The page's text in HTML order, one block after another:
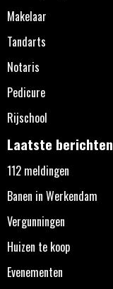
Makelaar
Tandarts
Notaris
Pedicure
Rijschool
Laatste berichten
112 meldingen
Banen in Werkendam
Vergunningen
Huizen te koop
Evenementen